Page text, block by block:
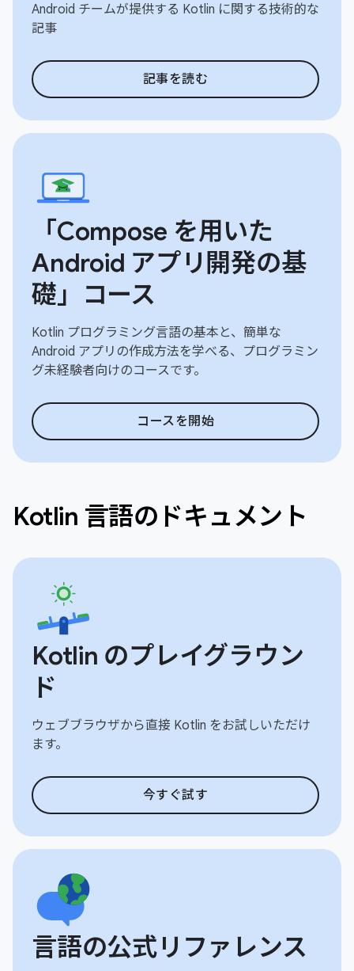
Android チームが提供する Kotlin に関する技術的な
記事
記事を読む
「Compose を用いた
Android アプリ開発の基
礎」コース
Kotlin プログラミング言語の基本と、簡単な
Android アプリの作成方法を学べる、プログラミン
グ未経験者向けのコースです。
コースを開始
Kotlin 言語のドキュメント
Kotlin のプレイグラウン
ド
ウェブブラウザから直接 Kotlin をお試しいただけ
ます。
今すぐ試す
言語の公式リファレンス